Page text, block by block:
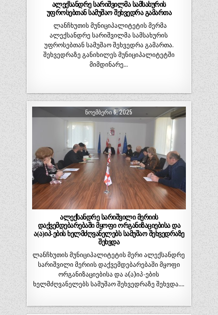
ალექსანდრე სარიშვილმა სამსახურის
უფროსებთან სამუშაო შეხვედრა გამართა
ლანჩხუთის მუნიციპალიტეტის მერმა
ალექსანდრე სარიშვილმა სამსახურის
უფროსებთან სამუშაო შეხვედრა გამართა.
შეხვედრაზე განიხილეს მუნიციპალიტეტში
მიმდინარე…
ᲜᲝᲔᲛᲑᲔᲠᲘ 6, 2025
ალექსანდრე სარიშვილი მერიის
დაქვემდებარებაში მყოფი ორგანიზაციებისა და
ა(ა)იპ-ების ხელმძღვანელებს სამუშაო შეხვედრაზე
შეხვდა
ლანჩხუთის მუნიციპალიტეტის მერი ალექსანდრე
სარიშვილი მერიის დაქვემდებარებაში მყოფი
ორგანიზაციებისა და ა(ა)იპ-ების
ხელმძღვანელებს სამუშაო შეხვედრაზე შეხვდა….